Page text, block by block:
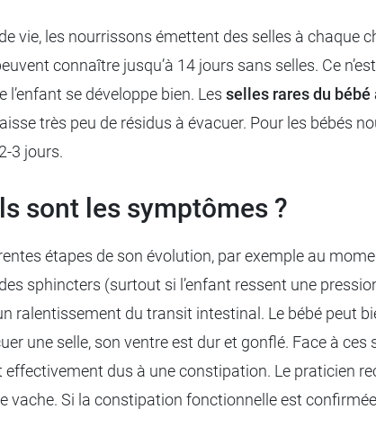
vie, les nourrissons émettent des selles à
connaître jusqu’à 14 jours sans selles. Ce
se développe bien. Les selles rares du
très peu de résidus à évacuer. Pour les bébés
3 jours.
sont les symptômes ?
étapes de son évolution, par exemple au
sphincters (surtout si l’enfant ressent une
ralentissement du transit intestinal. Le bébé peut
une selle, son ventre est dur et gonflé. Face à
effectivement dus à une constipation. Le praticien
vache. Si la constipation fonctionnelle est